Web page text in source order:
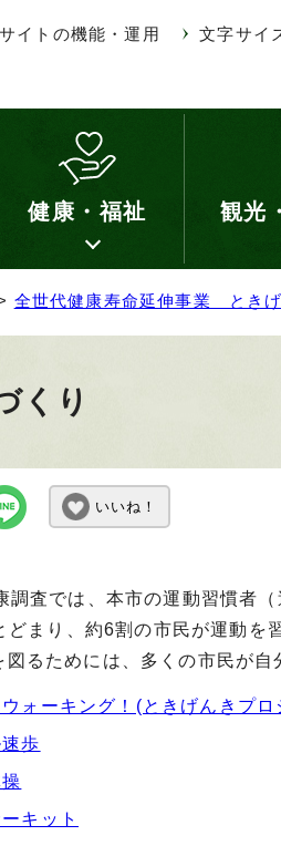
サイトの機能・運用 文字サイ
健康・福祉 観光
全世代健康寿命延伸事業 とき
くり
いいね！
調査では、本市の運動習慣者
まり、約6割の市民が運動を
るためには、多くの市民が
ォーキング！(ときげんきプロ
歩
キット